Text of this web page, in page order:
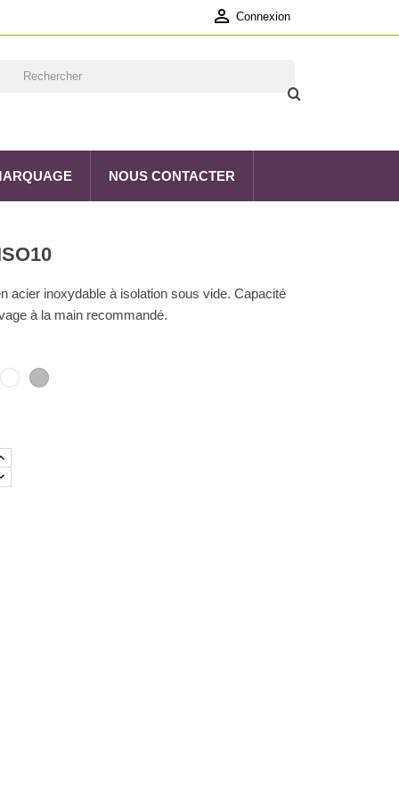
 Connexion
NOUS CONTACTER
acier inoxydable à isolation sous vide. Capacité
à la main recommandé.
BlancGris